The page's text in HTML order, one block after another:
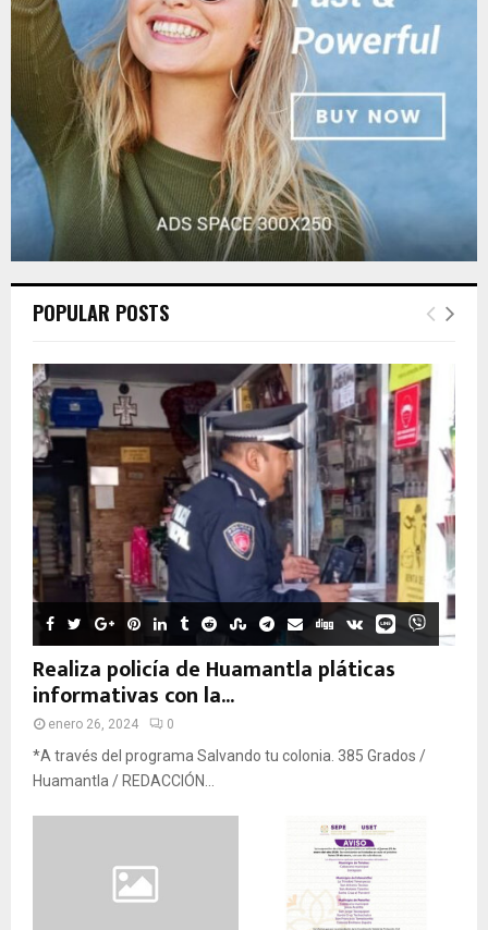
C
POPULAR POSTS
Realiza policía de Huamantla pláticas
informativas con la...
enero 26, 2024 0
*A través del programa Salvando tu colonia. 385 Grados /
Huamantla / REDACCIÓN...